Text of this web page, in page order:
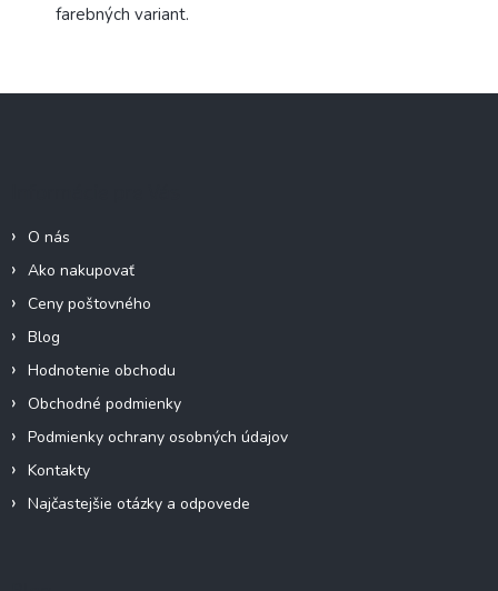
farebných variant.
O nás
Ako nakupovať
Ceny poštovného
Blog
Hodnotenie obchodu
Obchodné podmienky
Podmienky ochrany osobných údajov
Kontakty
Najčastejšie otázky a odpovede